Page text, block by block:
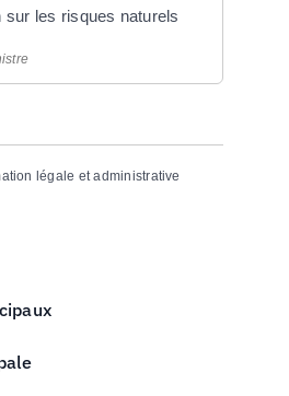
sur les risques naturels
légale et administrative